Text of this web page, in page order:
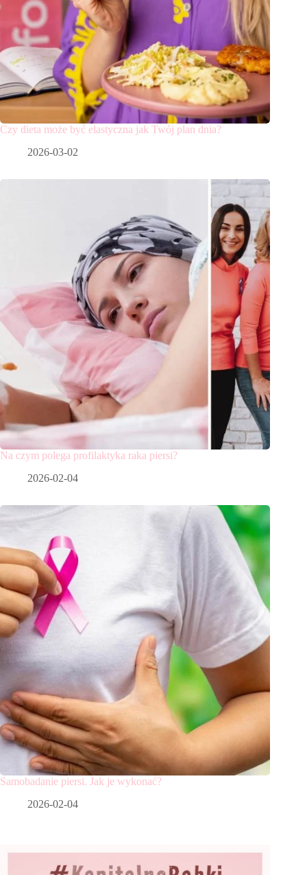
Czy dieta może być elastyczna jak Twój plan dnia?
2026-03-02
Na czym polega profilaktyka raka piersi?
2026-02-04
Samobadanie piersi. Jak je wykonać?
2026-02-04